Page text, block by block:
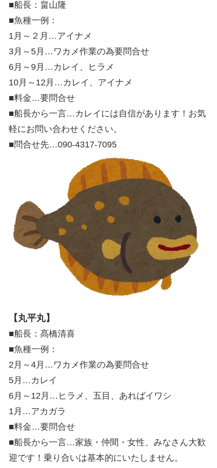
■船長：畠山隆
■魚種一例：
1月～２月…アイナメ
3月～5月…ワカメ作業の為要問合せ
6月～9月…カレイ、ヒラメ
10月～12月…カレイ、アイナメ
■料金…要問合せ
■船長から一言…カレイには自信があります！お気
軽にお問い合わせください。
■問合せ先…090‐4317‐7095
【丸平丸】
■船長：髙橋清喜
■魚種一例：
2月～4月…ワカメ作業の為要問合せ
5月…カレイ
6月～12月…ヒラメ、五目、あればイワシ
1月…アカガラ
■料金…要問合せ
■船長から一言…家族・仲間・女性、みなさん大歓
迎です！乗り合いは基本的にいたしません。